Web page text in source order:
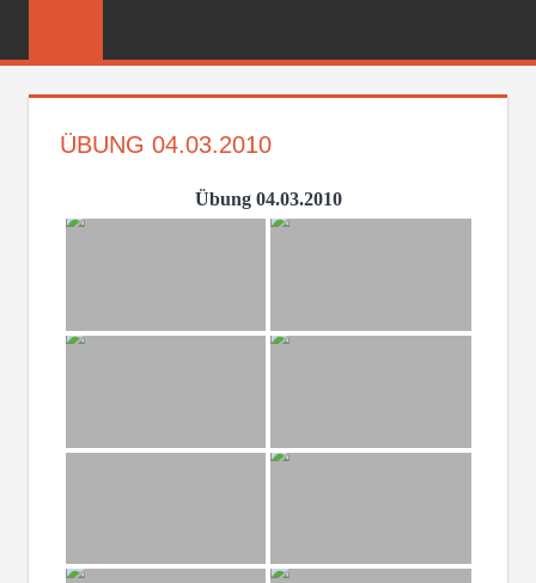
FEUERWEHR
ÜBUNG 04.03.2010
Übung 04.03.2010